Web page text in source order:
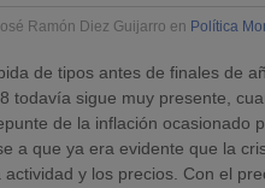
Ramón Diez Guijarro en Política
de tipos antes de finales de
todavía sigue muy presente,
de la inflación ocasionado
a que ya era evidente que la
y los precios. Con el